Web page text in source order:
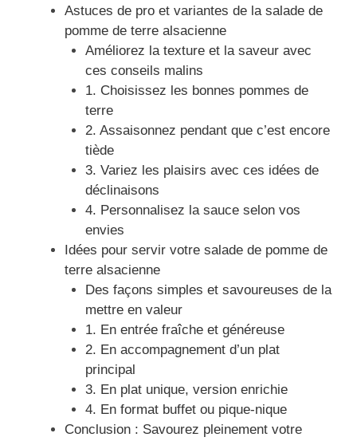
Astuces de pro et variantes de la salade de
pomme de terre alsacienne
Améliorez la texture et la saveur avec
ces conseils malins
1. Choisissez les bonnes pommes de
terre
2. Assaisonnez pendant que c’est encore
tiède
3. Variez les plaisirs avec ces idées de
déclinaisons
4. Personnalisez la sauce selon vos
envies
Idées pour servir votre salade de pomme de
terre alsacienne
Des façons simples et savoureuses de la
mettre en valeur
1. En entrée fraîche et généreuse
2. En accompagnement d’un plat
principal
3. En plat unique, version enrichie
4. En format buffet ou pique-nique
Conclusion : Savourez pleinement votre